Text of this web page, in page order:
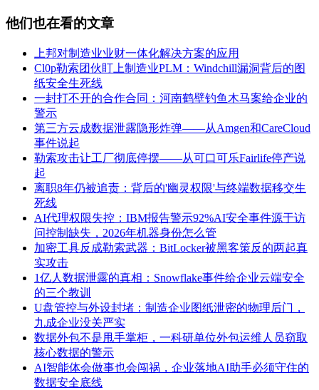
他们也在看的文章
上邦对制造业业财一体化解决方案的应用
Cl0p勒索团伙盯上制造业PLM：Windchill漏洞背后的图
纸安全生死线
一封打不开的合作合同：河南鹤壁钓鱼木马案给企业的
警示
第三方云成数据泄露隐形炸弹——从Amgen和CareCloud
事件说起
勒索攻击让工厂彻底停摆——从可口可乐Fairlife停产说
起
离职8年仍被追责：背后的'幽灵权限'与终端数据移交生
死线
AI代理权限失控：IBM报告警示92%AI安全事件源于访
问控制缺失，2026年机器身份怎么管
加密工具反成勒索武器：BitLocker被黑客策反的两起真
实攻击
1亿人数据泄露的真相：Snowflake事件给企业云端安全
的三个教训
U盘管控与外设封堵：制造企业图纸泄密的物理后门，
九成企业没关严实
数据外包不是甩手掌柜，一科研单位外包运维人员窃取
核心数据的警示
AI智能体会做事也会闯祸，企业落地AI助手必须守住的
数据安全底线